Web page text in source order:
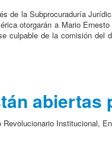
de la Subprocuraduría
otorgarán a Mario
culpable de la comisión
Institucional,